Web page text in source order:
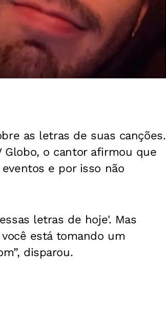
as letras de suas canções.
Globo, o cantor afirmou que
e por isso não
letras de hoje'. Mas
está tomando um
disparou.